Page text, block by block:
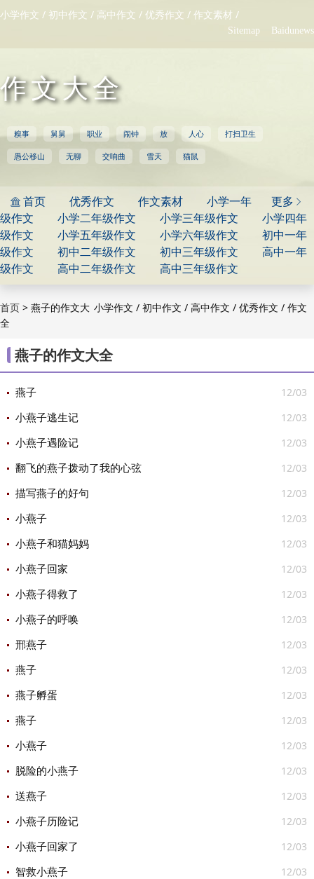
小学作文 / 初中作文 / 高中作文 / 优秀作文 / 作文素材 /
Sitemap Baidunews
作文大全
糗事 舅舅 职业 闹钟 放 人心 打扫卫生
愚公移山 无聊 交响曲 雪天 猫鼠
更多 
 首页 优秀作文 作文素材
小学一年
级作文
小学二年级作文 小学三年级作文
小学四年
级作文
小学五年级作文 小学六年级作文
初中一年
级作文
初中二年级作文 初中三年级作文
高中一年
级作文
高中二年级作文 高中三年级作文
小学作文 /初中作文 /高中作文 /优秀作文 /作文
首页 > 燕子的作文大
全
燕子的作文大全
12/03
燕子
12/03
小燕子逃生记
12/03
小燕子遇险记
12/03
翻飞的燕子拨动了我的心弦
12/03
描写燕子的好句
12/03
小燕子
12/03
小燕子和猫妈妈
12/03
小燕子回家
12/03
小燕子得救了
12/03
小燕子的呼唤
12/03
邢燕子
12/03
燕子
12/03
燕子孵蛋
12/03
燕子
12/03
小燕子
12/03
脱险的小燕子
12/03
送燕子
12/03
小燕子历险记
12/03
小燕子回家了
12/03
智救小燕子